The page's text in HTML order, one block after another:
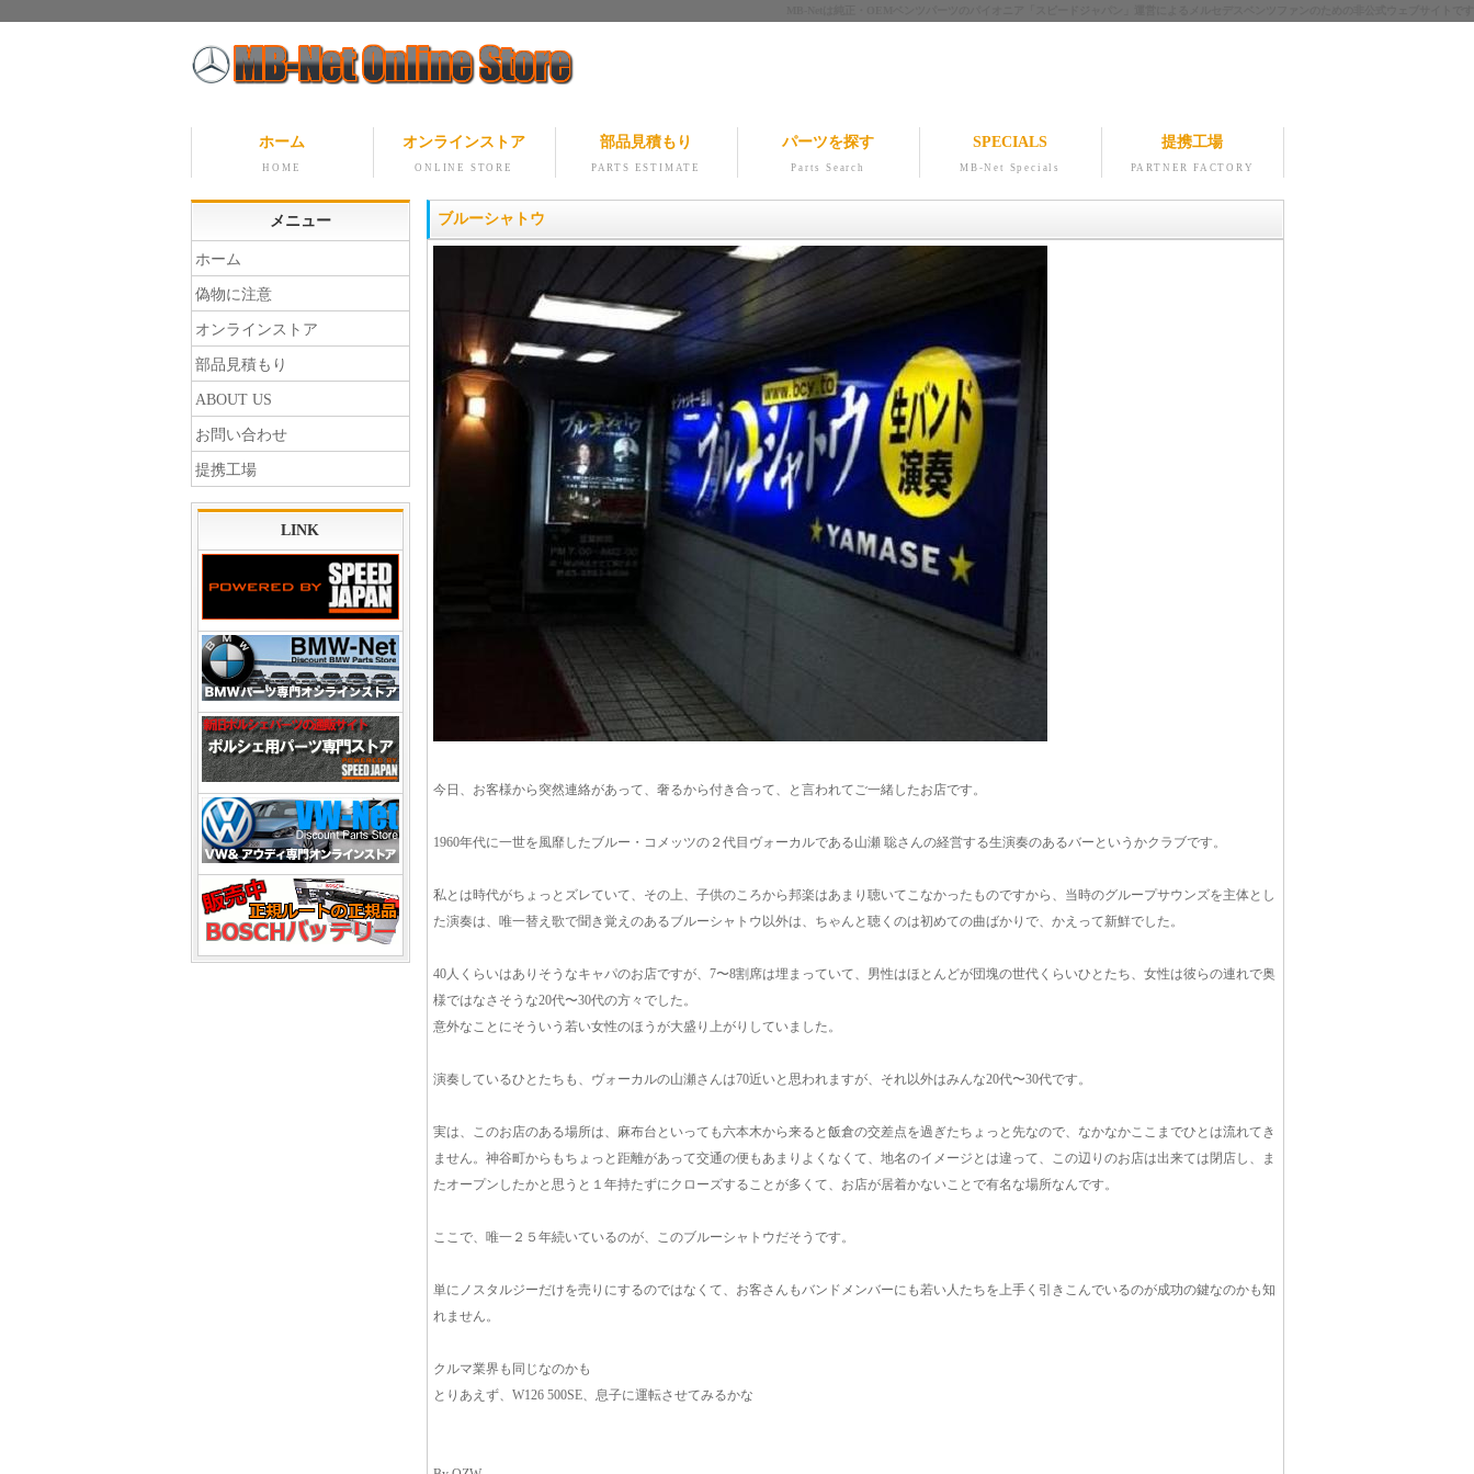
ホーム
HOME
オンラインストア
ONLINE STORE
部品見積もり
PARTS ESTIMATE
パーツを探す
Parts Search
SPECIALS
MB-Net Specials
提携工場
PARTNER FACTORY
ブルーシャトウ
今日、お客様から突然連絡があって、奢るから付き合って、と言われてご一緒したお店です。
1960年代に一世を風靡したブルー・コメッツの２代目ヴォーカルである山瀬 聡さんの経営する生演奏のあるバーというかクラブです。
私とは時代がちょっとズレていて、その上、子供のころから邦楽はあまり聴いてこなかったものですから、当時のグループサウンズを主体とし
た演奏は、唯一替え歌で聞き覚えのあるブルーシャトウ以外は、ちゃんと聴くのは初めての曲ばかりで、かえって新鮮でした。
40人くらいはありそうなキャパのお店ですが、7〜8割席は埋まっていて、男性はほとんどが団塊の世代くらいひとたち、女性は彼らの連れで奥
様ではなさそうな20代〜30代の方々でした。
意外なことにそういう若い女性のほうが大盛り上がりしていました。
演奏しているひとたちも、ヴォーカルの山瀬さんは70近いと思われますが、それ以外はみんな20代〜30代です。
実は、このお店のある場所は、麻布台といっても六本木から来ると飯倉の交差点を過ぎたちょっと先なので、なかなかここまでひとは流れてき
ません。神谷町からもちょっと距離があって交通の便もあまりよくなくて、地名のイメージとは違って、この辺りのお店は出来ては閉店し、ま
たオープンしたかと思うと１年持たずにクローズすることが多くて、お店が居着かないことで有名な場所なんです。
ここで、唯一２５年続いているのが、このブルーシャトウだそうです。
単にノスタルジーだけを売りにするのではなくて、お客さんもバンドメンバーにも若い人たちを上手く引きこんでいるのが成功の鍵なのかも知
れません。
クルマ業界も同じなのかも
とりあえず、W126 500SE、息子に運転させてみるかな
メニュー
ホーム
偽物に注意
オンラインストア
部品見積もり
ABOUT US
お問い合わせ
提携工場
LINK